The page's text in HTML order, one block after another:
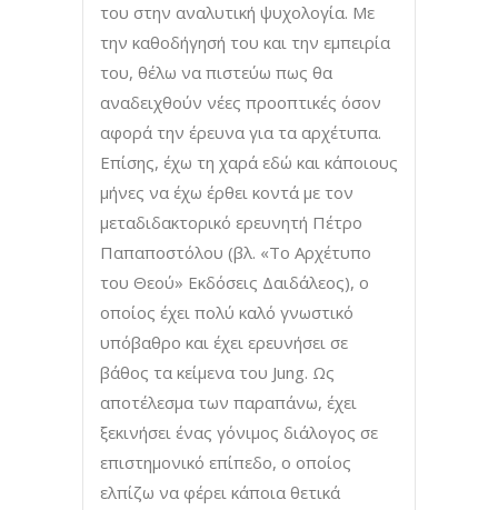
του στην αναλυτική ψυχολογία. Με
την καθοδήγησή του και την εμπειρία
του, θέλω να πιστεύω πως θα
αναδειχθούν νέες προοπτικές όσον
αφορά την έρευνα για τα αρχέτυπα.
Επίσης, έχω τη χαρά εδώ και κάποιους
μήνες να έχω έρθει κοντά με τον
μεταδιδακτορικό ερευνητή Πέτρο
Παπαποστόλου (βλ. «Το Αρχέτυπο
του Θεού» Εκδόσεις Δαιδάλεος), ο
οποίος έχει πολύ καλό γνωστικό
υπόβαθρο και έχει ερευνήσει σε
βάθος τα κείμενα του Jung. Ως
αποτέλεσμα των παραπάνω, έχει
ξεκινήσει ένας γόνιμος διάλογος σε
επιστημονικό επίπεδο, ο οποίος
ελπίζω να φέρει κάποια θετικά